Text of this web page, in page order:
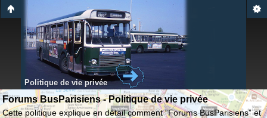
Politique de vie privée
Forums BusParisiens - Politique de vie privée
Cette politique explique en détail comment “Forums BusParisiens” et